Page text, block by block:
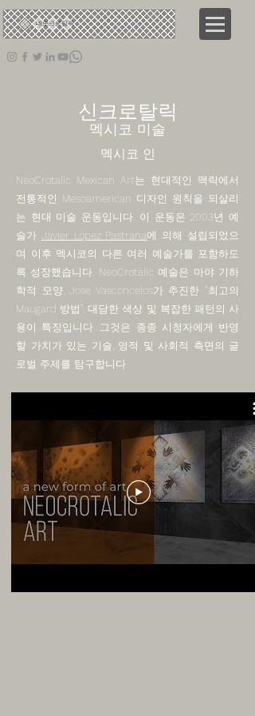
네오크로탈릭
신크로탈릭
멕시코 미술
멕시코 인
NeoCrotalic Mexican Art는 현대적인 맥락에서
전통적인 Mesoamerican 디자인 원칙을 되살리
는 현대 미술 운동입니다. 이 운동은 2003년 예
술가 Javier López Pastrana에 의해 설립되었으
며 이후 멕시코의 다른 여러 예술가를 포함하도
록 성장했습니다. NeoCrotalic 예술은 마야 기하
학적 모양, Jose Vasconcelos가 추진한 "최고의
Maugard 방법", 대담한 색상 및 복잡한 패턴의 사
용이 특징입니다. 그것은 종종 시청자에게 반영
할 가치가 있는 기술, 영적 및 사회적 측면의 글
로벌 주제를 탐구합니다.